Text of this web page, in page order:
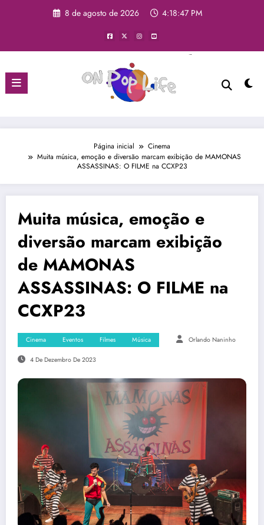
8 de agosto de 2026 4:18:48 PM
Página inicial
Cinema
Muita música, emoção e diversão marcam exibição de MAMONAS
ASSASSINAS: O FILME na CCXP23
Muita música, emoção e
diversão marcam exibição
de MAMONAS
ASSASSINAS: O FILME na
CCXP23
Cinema Eventos Filmes Música Orlando Naninho
4 De Dezembro De 2023